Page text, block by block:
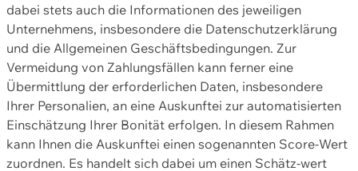
dabei stets auch die Informationen des jeweiligen
Unternehmens, insbesondere die Datenschutzerklärung
und die Allgemeinen Geschäftsbedingungen. Zur
Vermeidung von Zahlungsfällen kann ferner eine
Übermittlung der erforderlichen Daten, insbesondere
Ihrer Personalien, an eine Auskunftei zur automatisierten
Einschätzung Ihrer Bonität erfolgen. In diesem Rahmen
kann Ihnen die Auskunftei einen sogenannten Score-Wert
zuordnen. Es handelt sich dabei um einen Schätz-wert